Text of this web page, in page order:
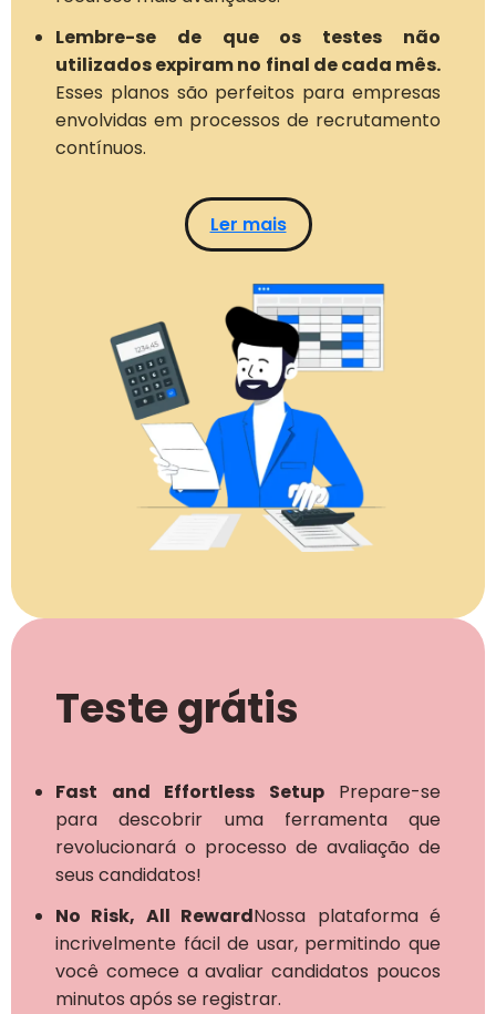
Lembre-se de que os testes não
utilizados expiram no final de cada mês.
Esses planos são perfeitos para empresas
envolvidas em processos de recrutamento
contínuos.
Ler mais
Teste grátis
Fast and Effortless SetupPrepare-se
para descobrir uma ferramenta que
revolucionará o processo de avaliação de
seus candidatos!
No Risk, All RewardNossa plataforma é
incrivelmente fácil de usar, permitindo que
você comece a avaliar candidatos poucos
minutos após se registrar.